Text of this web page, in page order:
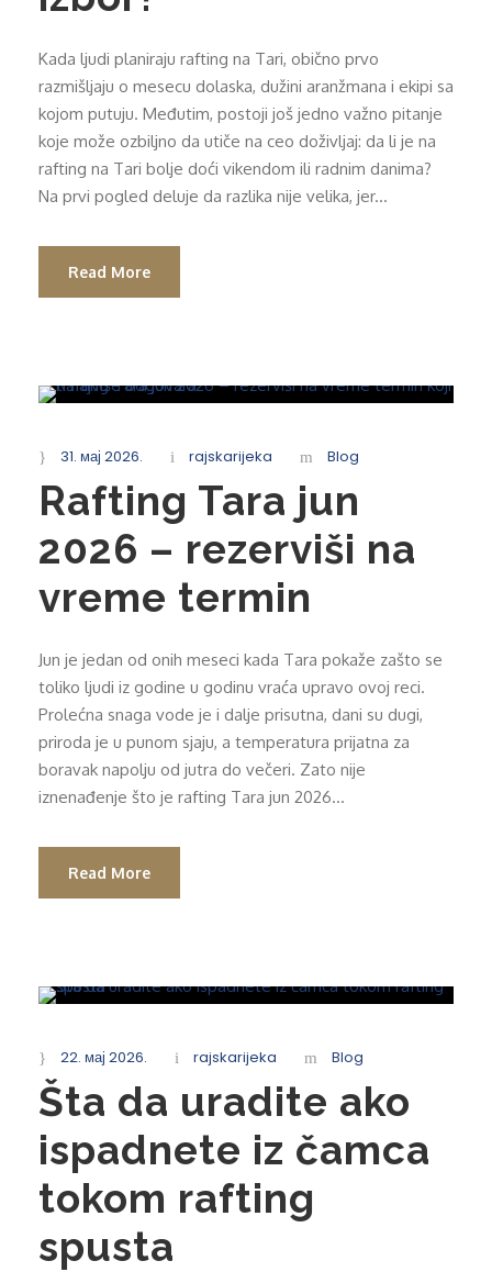
Kada ljudi planiraju rafting na Tari, obično prvo
razmišljaju o mesecu dolaska, dužini aranžmana i ekipi sa
kojom putuju. Međutim, postoji još jedno važno pitanje
koje može ozbiljno da utiče na ceo doživljaj: da li je na
rafting na Tari bolje doći vikendom ili radnim danima?
Na prvi pogled deluje da razlika nije velika, jer...
Read More
31. мај 2026. rajskarijeka Blog
Rafting Tara jun
2026 – rezerviši na
vreme termin
Jun je jedan od onih meseci kada Tara pokaže zašto se
toliko ljudi iz godine u godinu vraća upravo ovoj reci.
Prolećna snaga vode je i dalje prisutna, dani su dugi,
priroda je u punom sjaju, a temperatura prijatna za
boravak napolju od jutra do večeri. Zato nije
iznenađenje što je rafting Tara jun 2026...
Read More
22. мај 2026. rajskarijeka Blog
Šta da uradite ako
ispadnete iz čamca
tokom rafting
spusta